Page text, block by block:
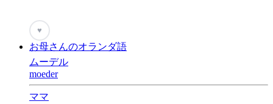
♥
お母さんのオランダ語
ムーデル
moeder
ママ